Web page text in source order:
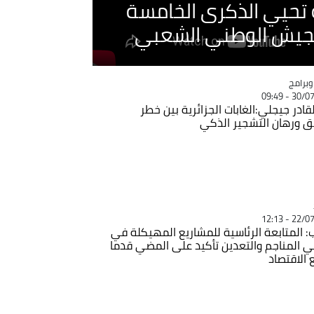
تحيي الذكرى الخامسة
الوطني الشعبي
30/07/
جيجلي:الغابات الجزائرية بين خطر
ورهان التشجير الذكي
22/07/
المتابعة الرئاسية للمشاريع المهيكلة في
المناجم والتعدين تأكيد على المضي قدما
الاقتصاد